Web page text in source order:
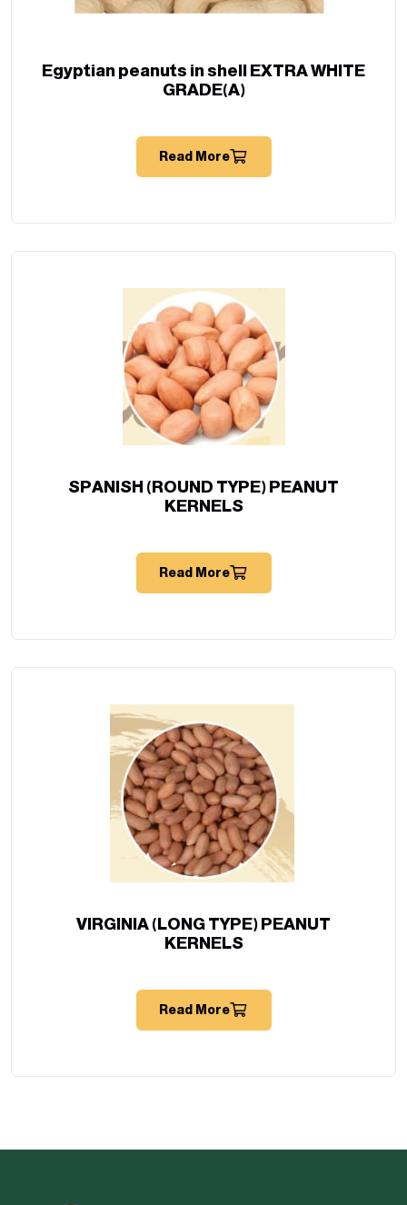
Egyptian peanuts in shell EXTRA WHITE
GRADE(A)
Read More
SPANISH (ROUND TYPE) PEANUT
KERNELS
Read More
VIRGINIA (LONG TYPE) PEANUT
KERNELS
Read More